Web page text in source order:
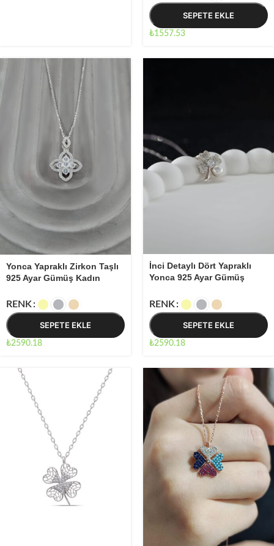
SEPETE EKLE
₺1557.53
Yonca Yapraklı Zirkon Taşlı
925 Ayar Gümüş Kadın
RENK
SEPETE EKLE
₺2590.18
İnci Detaylı Dört Yapraklı
Yonca 925 Ayar Gümüş
RENK
SEPETE EKLE
₺2590.18